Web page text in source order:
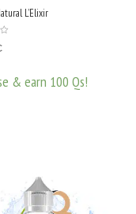
L’Elixir
& earn 100 Qs!